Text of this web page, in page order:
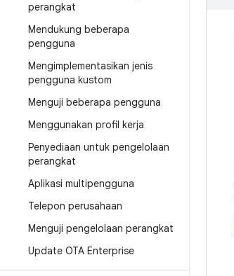
perangkat
Mendukung beberapa
pengguna
Mengimplementasikan jenis
pengguna kustom
Menguji beberapa pengguna
Menggunakan profil kerja
Penyediaan untuk pengelolaan
perangkat
Aplikasi multipengguna
Telepon perusahaan
Menguji pengelolaan perangkat
Update OTA Enterprise